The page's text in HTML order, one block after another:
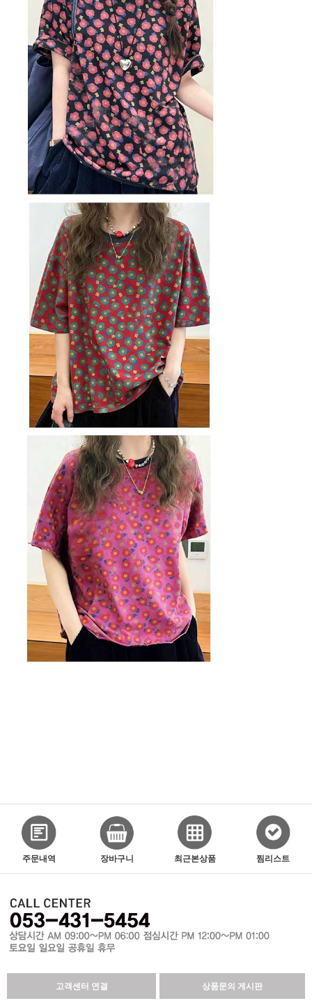
주문내역 장바구니 최근본상품 찜리스트
고객센터 연결 상품문의 게시판